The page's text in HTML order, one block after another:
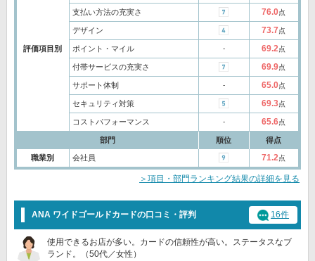
評価項目別
支払い方法の充実さ 76.0点
デザイン 73.7点
ポイント・マイル ‐ 69.2点
付帯サービスの充実さ 69.9点
サポート体制 ‐ 65.0点
セキュリティ対策 69.3点
コストパフォーマンス ‐ 65.6点
部門 順位 得点
職業別 会社員 71.2点
＞項目・部門ランキング結果の詳細を見る
ANA ワイドゴールドカードの口コミ・評判 16件
使用できるお店が多い。カードの信頼性が高い。ステータスなブ
ランド。（50代／女性）